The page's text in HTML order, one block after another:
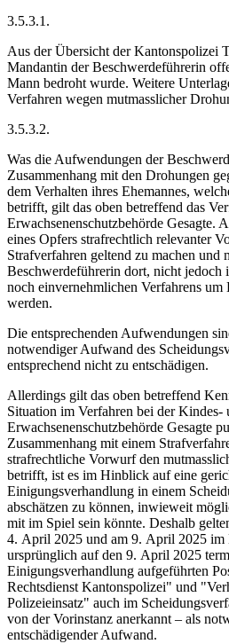
3.5.3.1.
Aus der Übersicht der Kantonspolizei
Mandantin der Beschwerdeführerin
Mann bedroht wurde. Weitere
Verfahren wegen mutmasslicher
3.5.3.2.
Was die Aufwendungen der
Zusammenhang mit den Drohungen
dem Verhalten ihres Ehemannes,
betrifft, gilt das oben betreffend das
Erwachsenenschutzbehörde Gesagte.
eines Opfers strafrechtlich relevanter
Strafverfahren geltend zu machen und
Beschwerdeführerin dort, nicht jedoch
noch einvernehmlichen Verfahrens um
werden.
Die entsprechenden Aufwendungen
notwendiger Aufwand des
entsprechend nicht zu entschädigen.
Allerdings gilt das oben betreffend
Situation im Verfahren bei der Kindes-
Erwachsenenschutzbehörde Gesagte
Zusammenhang mit einem
strafrechtliche Vorwurf den
betrifft, ist es im Hinblick auf eine
Einigungsverhandlung in einem
abschätzen zu können, inwieweit
mit im Spiel sein könnte. Deshalb
4. April 2025 und am 9. April 2025
ursprünglich auf den 9. April 2025
Einigungsverhandlung aufgeführten
Rechtsdienst Kantonspolizei" und
Polizeieinsatz" auch im
von der Vorinstanz anerkannt – als
entschädigender Aufwand.